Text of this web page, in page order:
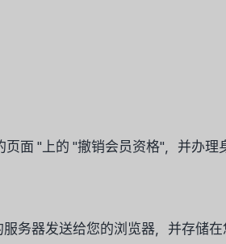
面 "上的 "撤销会员资格"，并办理
务器发送给您的浏览器，并存储